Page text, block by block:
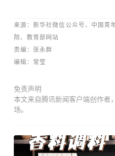
来源：新华社微信公众号、中国青
院、教育部网站
责编：张永群
编辑： 常莹
免责声明
本文来自腾讯新闻客户端创作者
场。